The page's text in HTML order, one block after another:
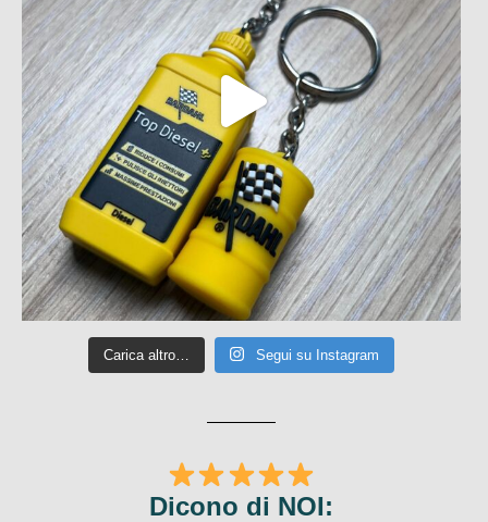
Carica altro… Segui su Instagram
Dicono di NOI: